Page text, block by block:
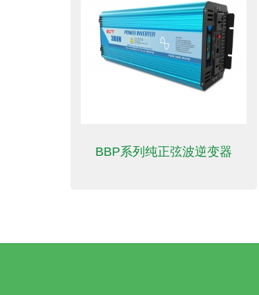
BBP系列纯正弦波逆变器